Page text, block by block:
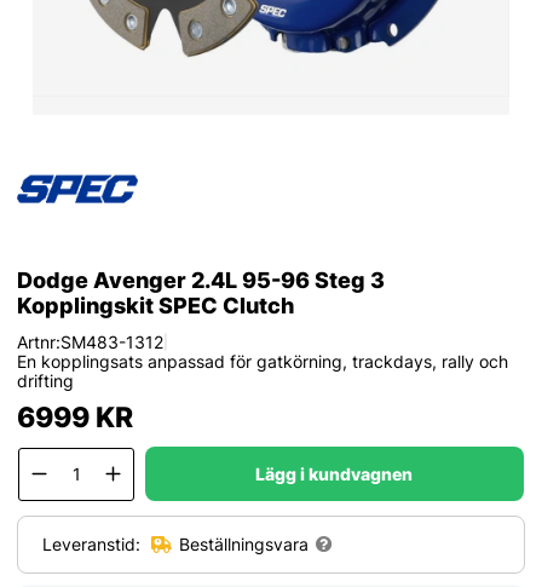
Dodge Avenger 2.4L 95-96 Steg 3
Kopplingskit SPEC Clutch
Artnr:SM483-1312|
En kopplingsats anpassad för gatkörning, trackdays, rally och
drifting
6999KR
Lägg i kundvagnen
Leveranstid: Beställningsvara